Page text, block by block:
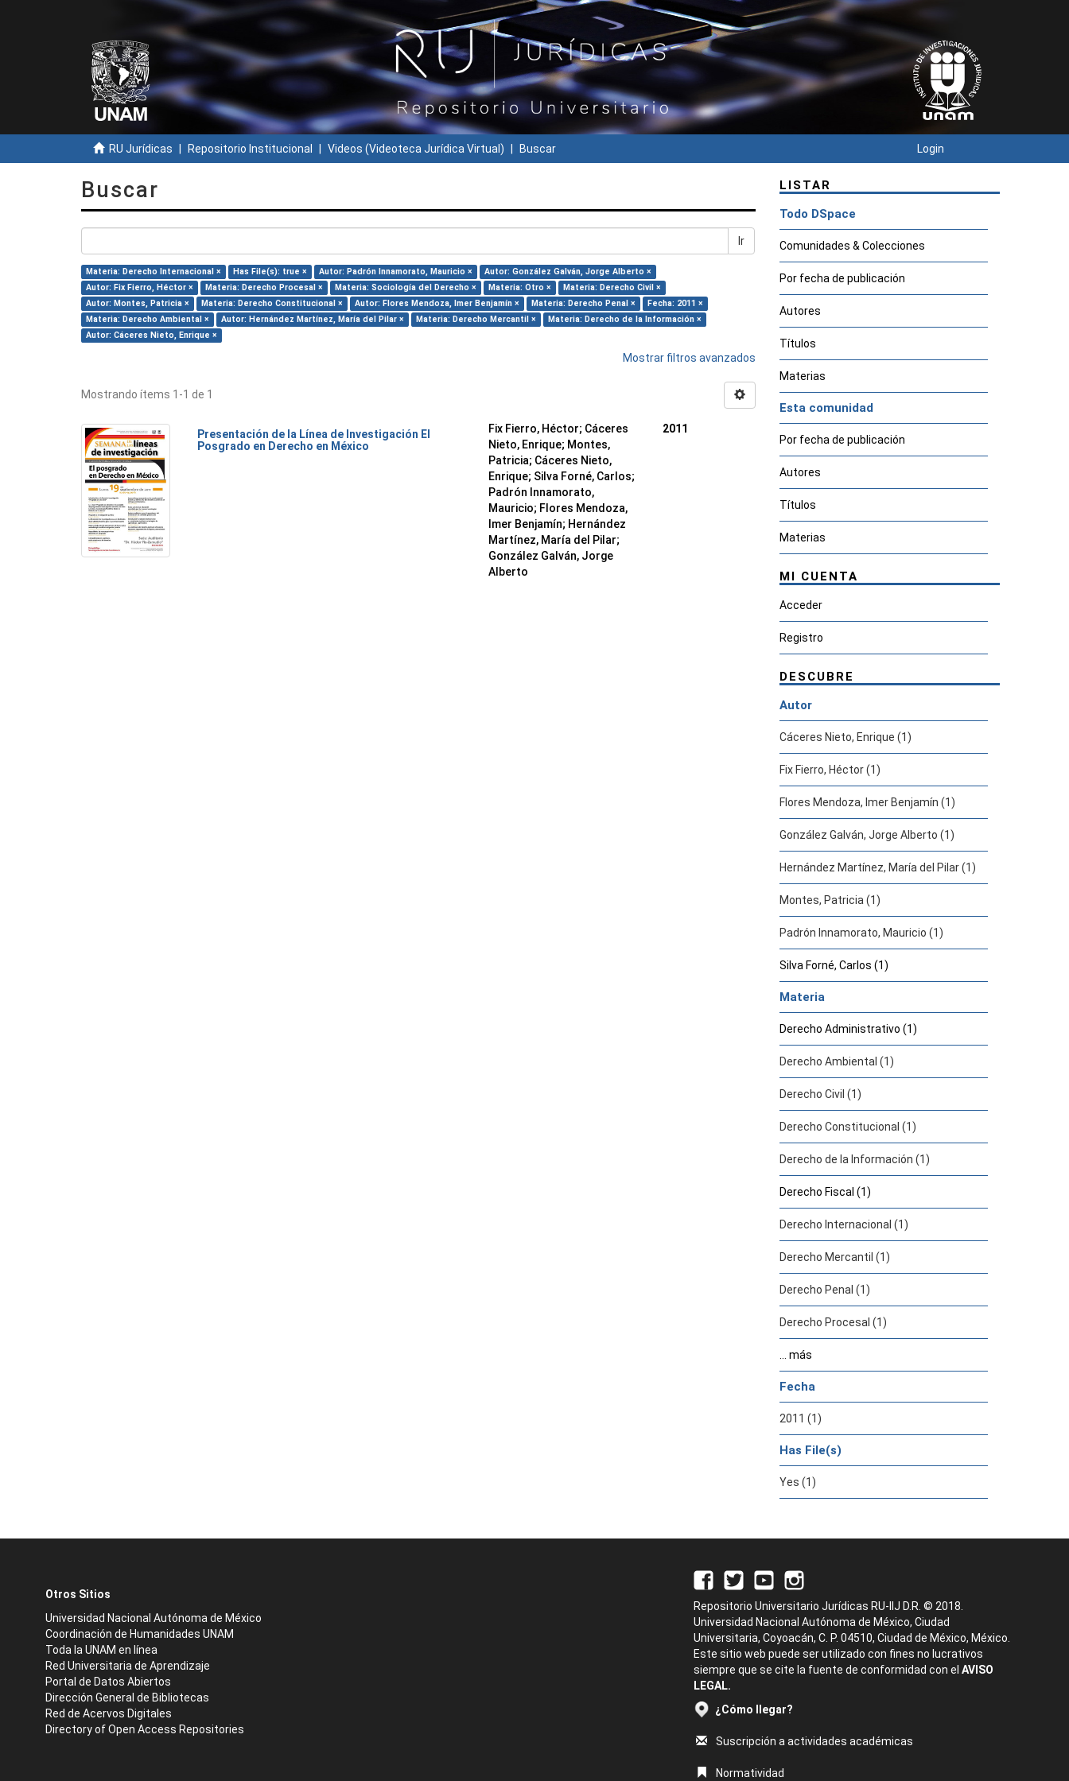
RU Jurídicas Repositorio Institucional Videos (Videoteca Jurídica Virtual) Buscar Login
Buscar
Ir
Materia: Derecho Internacional × Has File(s): true × Autor: Padrón Innamorato, Mauricio ×
Autor: González Galván, Jorge Alberto ×
Autor: Fix Fierro, Héctor ×
Materia: Derecho Procesal × Materia: Sociología del Derecho × Materia: Otro ×
Materia: Derecho Civil ×
Autor: Montes, Patricia ×
Materia: Derecho Constitucional × Autor: Flores Mendoza, Imer Benjamín × Materia: Derecho Penal ×
Fecha: 2011 ×
Materia: Derecho Ambiental ×
Autor: Hernández Martínez, María del Pilar × Materia: Derecho Mercantil ×
Materia: Derecho de la Información ×
Autor: Cáceres Nieto, Enrique ×
Mostrar filtros avanzados
Mostrando ítems 1-1 de 1
Presentación de la Línea de Investigación El
Posgrado en Derecho en México
Fix Fierro, Héctor; Cáceres
Nieto, Enrique; Montes,
Patricia; Cáceres Nieto,
Enrique; Silva Forné, Carlos;
Padrón Innamorato,
Mauricio; Flores Mendoza,
Imer Benjamín; Hernández
Martínez, María del Pilar;
González Galván, Jorge
Alberto
2011
LISTAR
Todo DSpace
Comunidades & Colecciones
Por fecha de publicación
Autores
Títulos
Materias
Esta comunidad
Por fecha de publicación
Autores
Títulos
Materias
MI CUENTA
Acceder
Registro
DESCUBRE
Autor
Cáceres Nieto, Enrique (1)
Fix Fierro, Héctor (1)
Flores Mendoza, Imer Benjamín (1)
González Galván, Jorge Alberto (1)
Hernández Martínez, María del Pilar (1)
Montes, Patricia (1)
Padrón Innamorato, Mauricio (1)
Silva Forné, Carlos (1)
Materia
Derecho Administrativo (1)
Derecho Ambiental (1)
Derecho Civil (1)
Derecho Constitucional (1)
Derecho de la Información (1)
Derecho Fiscal (1)
Derecho Internacional (1)
Derecho Mercantil (1)
Derecho Penal (1)
Derecho Procesal (1)
... más
Fecha
2011 (1)
Has File(s)
Yes (1)
Otros Sitios
Universidad Nacional Autónoma de México
Coordinación de Humanidades UNAM
Toda la UNAM en línea
Red Universitaria de Aprendizaje
Portal de Datos Abiertos
Dirección General de Bibliotecas
Red de Acervos Digitales
Directory of Open Access Repositories
Repositorio Universitario Jurídicas RU-IIJ D.R. © 2018.
Universidad Nacional Autónoma de México, Ciudad
Universitaria, Coyoacán, C. P. 04510, Ciudad de México, México.
Este sitio web puede ser utilizado con fines no lucrativos
siempre que se cite la fuente de conformidad con el AVISO
LEGAL.
¿Cómo llegar?
Suscripción a actividades académicas
Normatividad